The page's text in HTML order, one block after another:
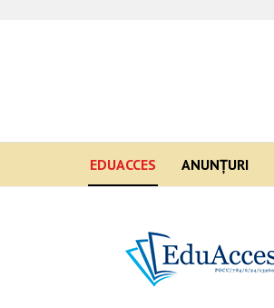
EDUACCES ANUNŢURI